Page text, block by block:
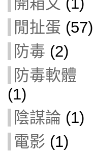
閒扯蛋 (57)
防毒 (2)
防毒軟體
(1)
陰謀論 (1)
電影 (1)